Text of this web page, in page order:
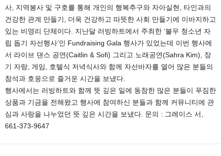
사, 지역봉사 및 구호를 통해 개인의 행복추구와 자아실현, 타인과의
건강한 관계 만들기, 더욱 건강하고 따뜻한 사회 만들기에 이바지하고
있는 비영리 단체이다. 지난달 러빙하트에서 주최한 ‘불우 청소년 자
립 돕기 자선행사’인 Fundraising Gala 행사가 있었는데 이번 행사에
서 라이브 댄스 공연(Caitlin & Sofi) 그리고 노래공연(Sahra Kim), 장
기 자랑, 게임, 호텔식 저녁식사와 함께 자선바자를 열어 많은 분들의
참석과 호응으로 즐거운 시간을 보냈다.
행사에서는 러빙하트와 함께 뜻 깊은 일에 동참한 많은 분들이 푸짐한
상품과 기금을 전해왔고 행사에 참여하신 분들과 함께 커뮤니티에 관
심과 사랑을 나누었던 뜻 깊은 시간을 보냈다. 문의 : 그레이스 서,
661-373-9647